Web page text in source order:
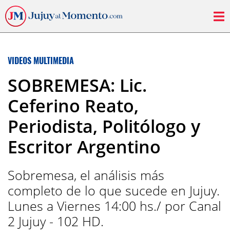
VIDEOS MULTIMEDIA
SOBREMESA: Lic.
Ceferino Reato,
Periodista, Politólogo y
Escritor Argentino
Sobremesa, el análisis más
completo de lo que sucede en Jujuy.
Lunes a Viernes 14:00 hs./ por Canal
2 Jujuy - 102 HD.